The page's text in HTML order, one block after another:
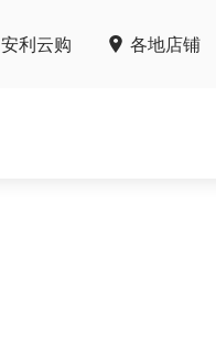
安利云购 各地店铺